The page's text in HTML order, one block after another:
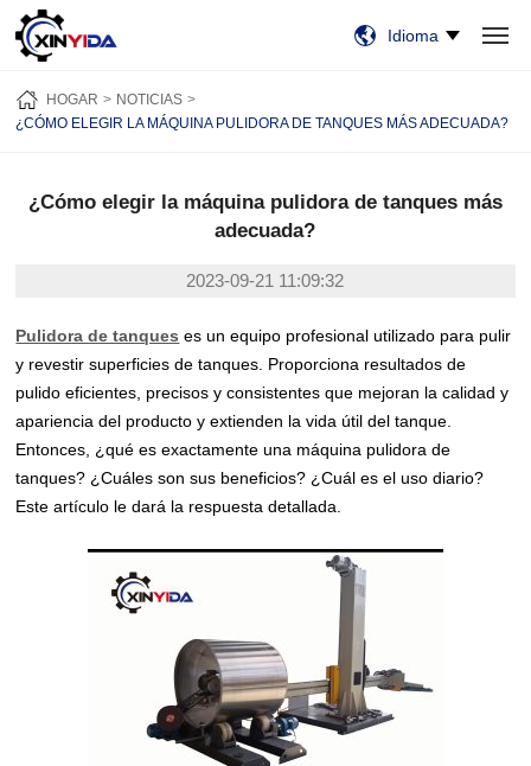
HOGAR
PRODUCTOS
VIDEO
CASOS
NOTICIAS
SOBRE NOSOTROS
CONTÁCTENOS
Idioma
HOGAR
NOTICIAS
¿CÓMO ELEGIR LA MÁQUINA PULIDORA DE TANQUES MÁS ADECUADA?
¿Cómo elegir la máquina pulidora de tanques más
adecuada?
2023-09-21 11:09:32
Pulidora de tanques es un equipo profesional utilizado para pulir
y revestir superficies de tanques. Proporciona resultados de
pulido eficientes, precisos y consistentes que mejoran la calidad y
apariencia del producto y extienden la vida útil del tanque.
Entonces, ¿qué es exactamente una máquina pulidora de
tanques? ¿Cuáles son sus beneficios? ¿Cuál es el uso diario?
Este artículo le dará la respuesta detallada.